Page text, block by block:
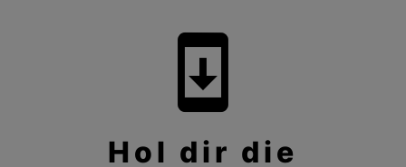
system_update
Hol dir die